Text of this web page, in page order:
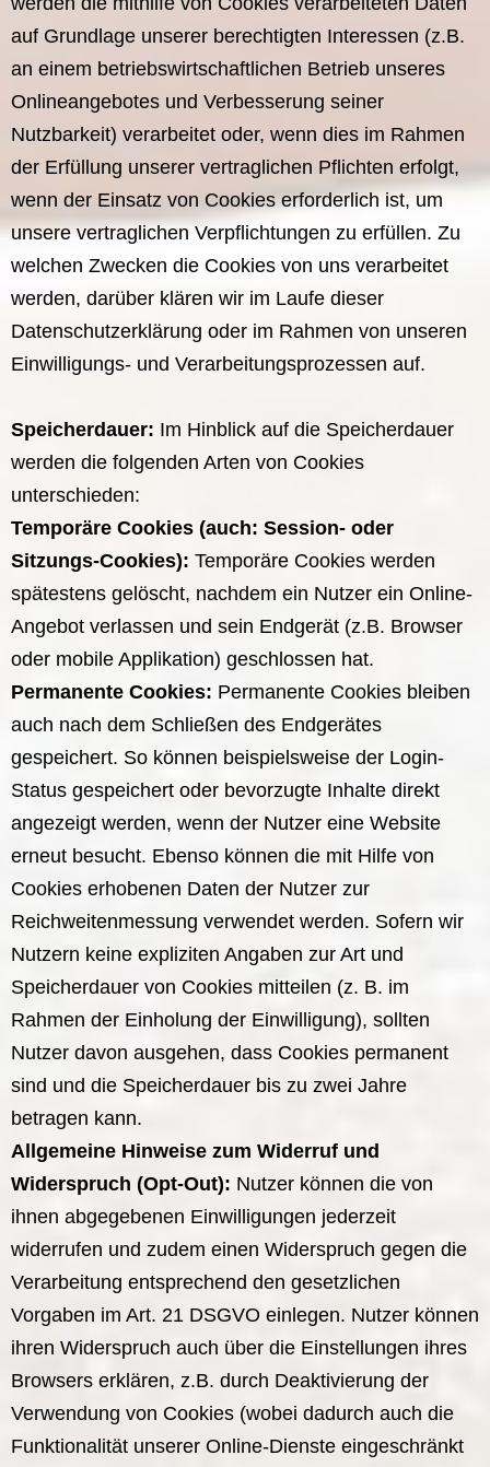
auf Grundlage unserer berechtigten Interessen (z.B.
an einem betriebswirtschaftlichen Betrieb unseres
Onlineangebotes und Verbesserung seiner
Nutzbarkeit) verarbeitet oder, wenn dies im Rahmen
der Erfüllung unserer vertraglichen Pflichten erfolgt,
wenn der Einsatz von Cookies erforderlich ist, um
unsere vertraglichen Verpflichtungen zu erfüllen. Zu
welchen Zwecken die Cookies von uns verarbeitet
werden, darüber klären wir im Laufe dieser
Datenschutzerklärung oder im Rahmen von unseren
Einwilligungs- und Verarbeitungsprozessen auf.
Speicherdauer: Im Hinblick auf die Speicherdauer
werden die folgenden Arten von Cookies
unterschieden:
Temporäre Cookies (auch: Session- oder
Sitzungs-Cookies): Temporäre Cookies werden
spätestens gelöscht, nachdem ein Nutzer ein Online-
Angebot verlassen und sein Endgerät (z.B. Browser
oder mobile Applikation) geschlossen hat.
Permanente Cookies: Permanente Cookies bleiben
auch nach dem Schließen des Endgerätes
gespeichert. So können beispielsweise der Login-
Status gespeichert oder bevorzugte Inhalte direkt
angezeigt werden, wenn der Nutzer eine Website
erneut besucht. Ebenso können die mit Hilfe von
Cookies erhobenen Daten der Nutzer zur
Reichweitenmessung verwendet werden. Sofern wir
Nutzern keine expliziten Angaben zur Art und
Speicherdauer von Cookies mitteilen (z. B. im
Rahmen der Einholung der Einwilligung), sollten
Nutzer davon ausgehen, dass Cookies permanent
sind und die Speicherdauer bis zu zwei Jahre
betragen kann.
Allgemeine Hinweise zum Widerruf und
Widerspruch (Opt-Out): Nutzer können die von
ihnen abgegebenen Einwilligungen jederzeit
widerrufen und zudem einen Widerspruch gegen die
Verarbeitung entsprechend den gesetzlichen
Vorgaben im Art. 21 DSGVO einlegen. Nutzer können
ihren Widerspruch auch über die Einstellungen ihres
Browsers erklären, z.B. durch Deaktivierung der
Verwendung von Cookies (wobei dadurch auch die
Funktionalität unserer Online-Dienste eingeschränkt